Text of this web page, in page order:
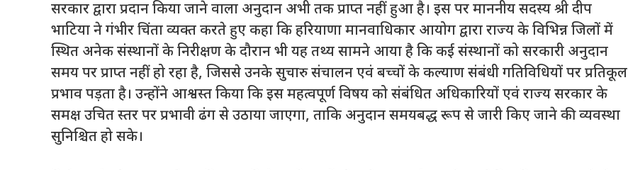
सरकार द्वारा प्रदान किया जाने वाला अनुदान अभी तक प्राप्त नहीं हुआ है। इस पर माननीय सदस्य श्री दीप
भाटिया ने गंभीर चिंता व्यक्त करते हुए कहा कि हरियाणा मानवाधिकार आयोग द्वारा राज्य के विभिन्न जिलों में
स्थित अनेक संस्थानों के निरीक्षण के दौरान भी यह तथ्य सामने आया है कि कई संस्थानों को सरकारी अनुदान
समय पर प्राप्त नहीं हो रहा है, जिससे उनके सुचारु संचालन एवं बच्चों के कल्याण संबंधी गतिविधियों पर प्रतिकूल
प्रभाव पड़ता है। उन्होंने आश्वस्त किया कि इस महत्वपूर्ण विषय को संबंधित अधिकारियों एवं राज्य सरकार के
समक्ष उचित स्तर पर प्रभावी ढंग से उठाया जाएगा, ताकि अनुदान समयबद्ध रूप से जारी किए जाने की व्यवस्था
सुनिश्चित हो सके।